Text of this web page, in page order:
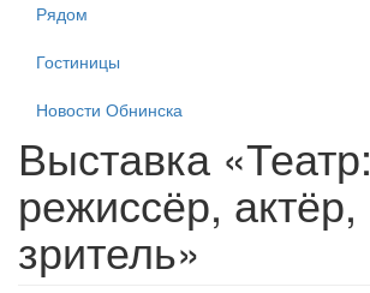
Рядом
Гостиницы
Новости Обнинска
Выставка «Театр:
режиссёр, актёр,
зритель»